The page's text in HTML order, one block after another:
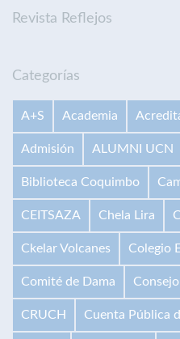
Revista Reflejos
Categorías
A+S Academia
Admisión ALUMNI UCN
Biblioteca Coquimbo
CEITSAZA Chela Lira
Ckelar Volcanes Colegio
Comité de Dama
CRUCH Cuenta Pública